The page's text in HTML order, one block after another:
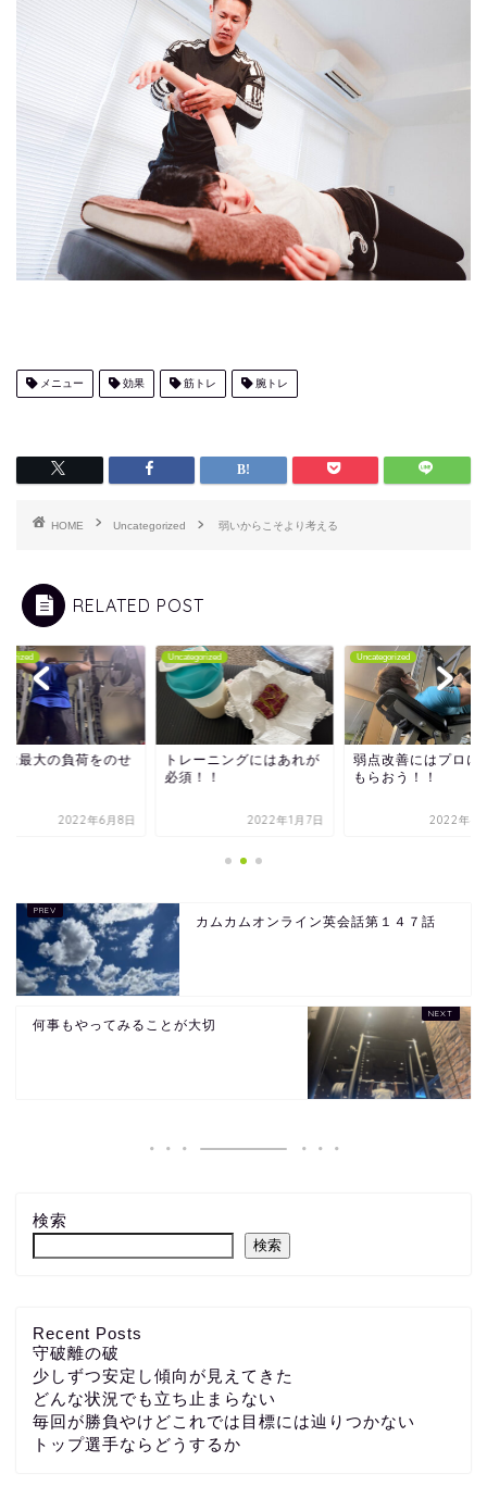
メニュー 効果 筋トレ 腕トレ
HOME Uncategorized 弱いからこそより考える
RELATED POST
に最大の負荷をのせ
2022年6月8日
Uncategorized
トレーニングにはあれが
必須！！
2022年1月7日
Uncategorized
弱点改善にはプロに
もらおう！！
2022年4
カムカムオンライン英会話第１４７話
何事もやってみることが大切
検索
検索
Recent Posts
守破離の破
少しずつ安定し傾向が見えてきた
どんな状況でも立ち止まらない
毎回が勝負やけどこれでは目標には辿りつかない
トップ選手ならどうするか